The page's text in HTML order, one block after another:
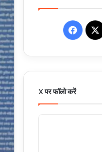
X पर फॉलो करें